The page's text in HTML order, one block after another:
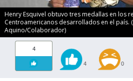
Henry Esquivel obtuvo tres medallas en los
Centroamericanos desarrollados en el país.
Aquino/Colaborador)
4
4 0